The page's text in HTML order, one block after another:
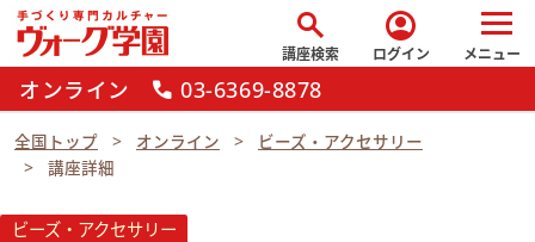
search
講座検索
account_circle
ログイン メニュー
オンライン call 03-6369-8878
全国トップ オンライン
ビーズ・アクセサリー
講座詳細
ビーズ・アクセサリー